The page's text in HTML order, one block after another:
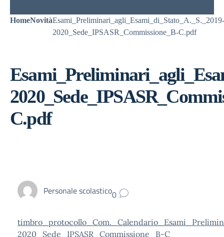
HomeNovitàEsami_Preliminari_agli_Esami_di_Stato_A._S._2019-
2020_Sede_IPSASR_Commissione_B-C.pdf
C.pdf
Personale scolastico0
2020_Sede_IPSASR_Commissione_B-C